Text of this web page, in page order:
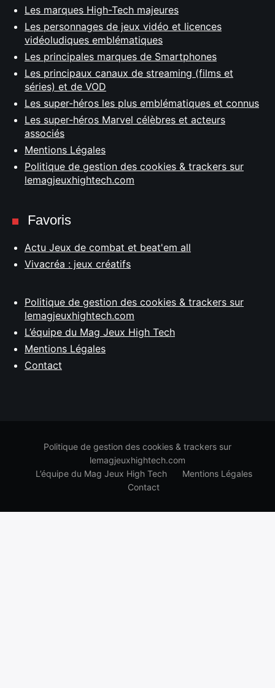
Les marques High-Tech majeures
Les personnages de jeux vidéo et licences
vidéoludiques emblématiques
Les principales marques de Smartphones
Les principaux canaux de streaming (films et
séries) et de VOD
Les super-héros les plus emblématiques et connus
Les super-héros Marvel célèbres et acteurs
associés
Mentions Légales
Politique de gestion des cookies & trackers sur
lemagjeuxhightech.com
Favoris
Actu Jeux de combat et beat'em all
Vivacréa : jeux créatifs
Politique de gestion des cookies & trackers sur
lemagjeuxhightech.com
L’équipe du Mag Jeux High Tech
Mentions Légales
Contact
Politique de gestion des cookies & trackers sur
lemagjeuxhightech.com
L’équipe du Mag Jeux High Tech
Mentions Légales
Contact